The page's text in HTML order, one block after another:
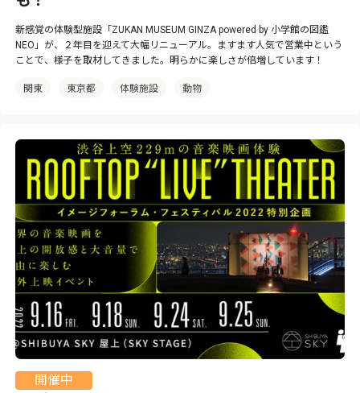
新感覚の体験型施設「ZUKAN MUSEUM GINZA powered by 小学館の図鑑
NEO」が、２年目を迎えて大幅リニューアル。ますます人気で営業中という
ことで、様子を取材してきました。明らかに楽しさが倍増しています！
関東 東京都 体験施設 動物
開催中